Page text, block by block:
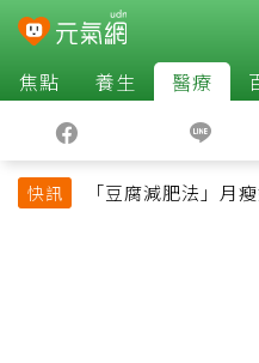
焦點 養生 醫療
快訊
「豆腐減肥法」月